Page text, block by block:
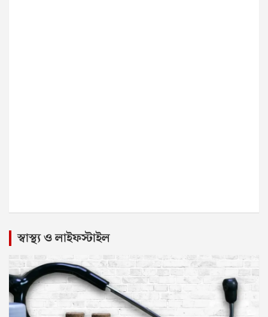
স্বাস্থ্য ও লাইফস্টাইল